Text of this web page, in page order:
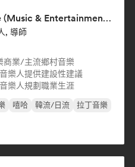
Justin Newsome (Music & Entertainment Executive | A&R, Artist Development & Partnerships | Applied AI & Systems Strategy)
, 導師
商業/主流鄉村音樂
樂人提供建設性建議
樂人規劃職業生涯
嘻哈 韓流/日流
拉丁音樂